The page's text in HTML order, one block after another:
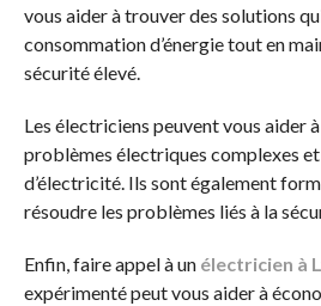
vous aider à trouver des solutions
consommation d’énergie tout en
sécurité élevé.
Les électriciens peuvent vous aider
problèmes électriques complexes et
d’électricité. Ils sont également
résoudre les problèmes liés à la
Enfin, faire appel à un électricien à
expérimenté peut vous aider à